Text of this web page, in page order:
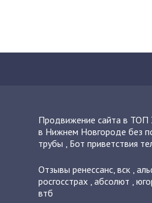
Продвижение сайта в ТОП
в Нижнем Новгороде без
трубы , Бот приветствия
Отзывы ренессанс, вск,
росгосстрах, абсолют ,
втб